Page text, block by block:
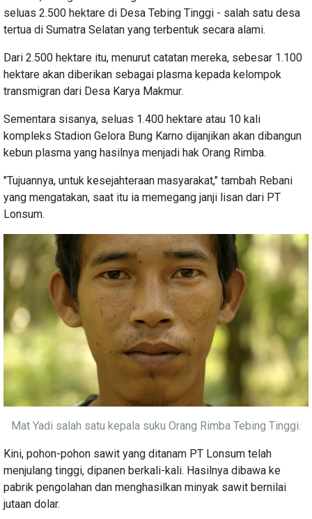
seluas 2.500 hektare di Desa Tebing Tinggi - salah satu desa
tertua di Sumatra Selatan yang terbentuk secara alami.
Dari 2.500 hektare itu, menurut catatan mereka, sebesar 1.100
hektare akan diberikan sebagai plasma kepada kelompok
transmigran dari Desa Karya Makmur.
Sementara sisanya, seluas 1.400 hektare atau 10 kali
kompleks Stadion Gelora Bung Karno dijanjikan akan dibangun
kebun plasma yang hasilnya menjadi hak Orang Rimba.
"Tujuannya, untuk kesejahteraan masyarakat," tambah Rebani
yang mengatakan, saat itu ia memegang janji lisan dari PT
Lonsum.
Mat Yadi salah satu kepala suku Orang Rimba Tebing Tinggi.
Kini, pohon-pohon sawit yang ditanam PT Lonsum telah
menjulang tinggi, dipanen berkali-kali. Hasilnya dibawa ke
pabrik pengolahan dan menghasilkan minyak sawit bernilai
jutaan dolar.